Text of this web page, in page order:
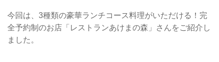
今回は、3種類の豪華ランチコース料理がいただける！完
全予約制のお店「レストランあけまの森」さんをご紹介し
ました。